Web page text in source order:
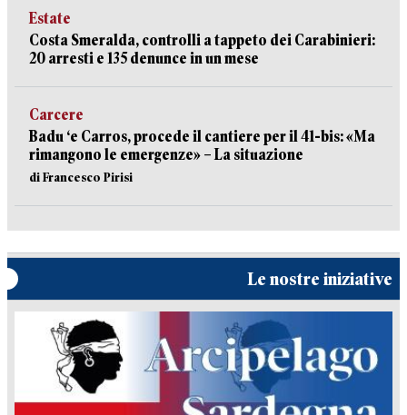
Estate
Costa Smeralda, controlli a tappeto dei Carabinieri:
20 arresti e 135 denunce in un mese
Carcere
Badu ‘e Carros, procede il cantiere per il 41-bis: «Ma
rimangono le emergenze» – La situazione
di Francesco Pirisi
Le nostre iniziative